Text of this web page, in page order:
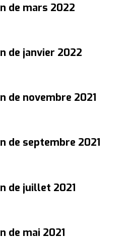
de mars 2022
de janvier 2022
de novembre 2021
de septembre 2021
de juillet 2021
de mai 2021